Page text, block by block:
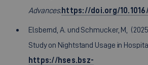
Advances.https://doi.org/
Elsbernd, A. und Schmucker, M,
Study on Nightstand Usage in
https://hses.bsz-